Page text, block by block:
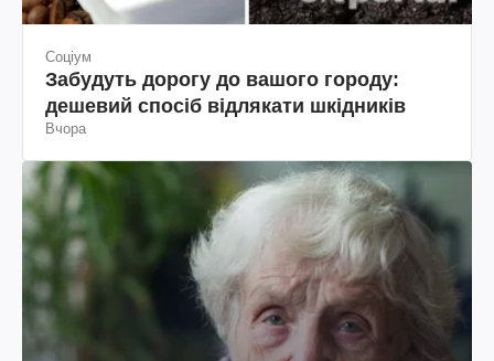
Соціум
Забудуть дорогу до вашого городу:
дешевий спосіб відлякати шкідників
Вчора